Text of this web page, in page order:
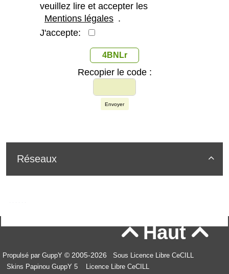
veuillez lire et accepter les
Mentions légales .
J'accepte:
4BNLr
Recopier le code :
Envoyer

Réseaux
Haut
Propulsé par GuppY © 2005-2026
Sous Licence Libre CeCILL
Skins Papinou GuppY 5
Licence Libre CeCILL